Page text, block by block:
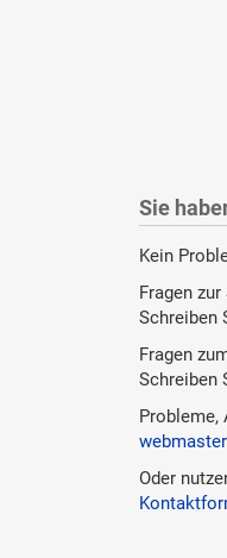
Sie
Kein
Fragen
Schreiben
Fragen
Schreiben
Probleme,
Oder